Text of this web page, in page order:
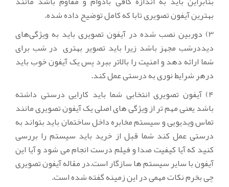
بهترین آیفون تصویری تابا که کامل توضیح داده شده.
3) دوربین نصب شده در آیفون تصویری باید به ویژگی‌های
دیددرشب مجهز باشد زیرا باید تصویر بهتری در شب برای
شما ارائه دهد و امنیت را بالاتر ببرد پس یک آیفون خوب باید
درهر شرایط نوری به درستی عمل کند.
4) آیفون تصویری انتخابی شما باید کارایی درستی داشته
باشد یعنی مهم تر از ویژگی های اصلی یک آیفون تصویری مانند
تماس ویدیویی و سیستم مخابره داخل ساختمان باید بتواند به
درستی عمل کند شما قبل از خرید باید سیستم را بررسی
کنید که آیا کیفیت صدا و فیلم درست انجام می شود و آیا این
آیفون با سایر سیستم ها سازگار است.در مقاله آیفون تصویری
چی بخرم نکات مهمی در این زمینه گفته شده است.